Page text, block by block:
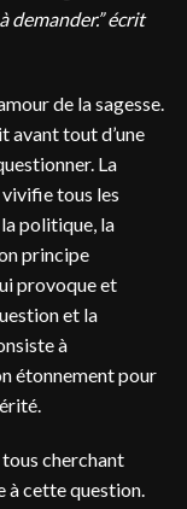
demander.” écrit
de la sagesse.
avant tout d’une
La
tous les
politique, la
principe
provoque et
et la
à
étonnement pour
cherchant
à cette question.